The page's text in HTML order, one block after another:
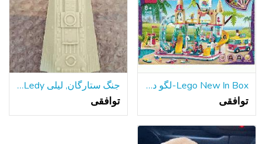
Lego New In Box-لگو دوستان تابستان سرگرم کننده پارک آبی
توافقی
جنگ ستارگان, لیلی Ledy هزاره فالکون سطح شیب دار قسمت 1979
توافقی